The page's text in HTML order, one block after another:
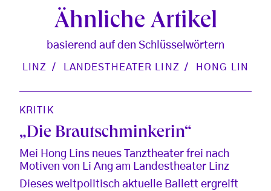
Ähnliche Artikel
basierend auf den Schlüsselwörtern
LINZ LANDESTHEATER LINZ HONG LIN
KRITIK
„Die Brautschminkerin“
Mei Hong Lins neues Tanztheater frei nach
Motiven von Li Ang am Landestheater Linz
Dieses weltpolitisch aktuelle Ballett ergreift